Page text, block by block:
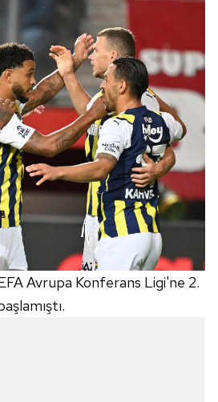
Avrupa Konferans Ligi'ne 2.